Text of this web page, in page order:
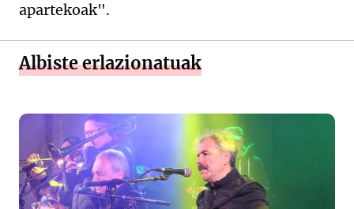
apartekoak".
Albiste erlazionatuak